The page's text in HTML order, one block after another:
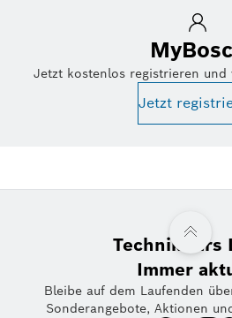
Jetzt kostenlos registrieren und
Jetzt
Technik fürs
Immer
Bleibe auf dem Laufenden
Sonderangebote, Aktionen